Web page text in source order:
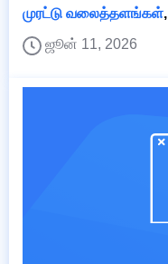
முரட்டு வலைத்தளங்கள்,
ஜூன் 11, 2026